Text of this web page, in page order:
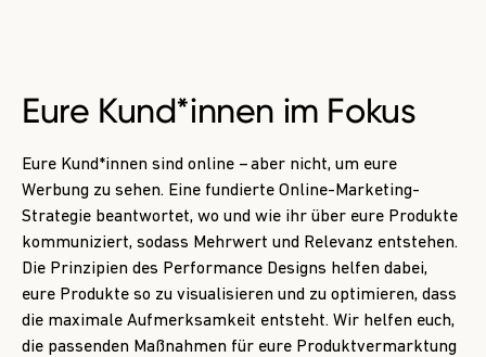
Eure Kund*innen im Fokus
Eure Kund*innen sind online – aber nicht, um eure
Werbung zu sehen. Eine fundierte Online-Marketing-
Strategie beantwortet, wo und wie ihr über eure Produkte
kommuniziert, sodass Mehrwert und Relevanz entstehen.
Die Prinzipien des Performance Designs helfen dabei,
eure Produkte so zu visualisieren und zu optimieren, dass
die maximale Aufmerksamkeit entsteht. Wir helfen euch,
die passenden Maßnahmen für eure Produktvermarktung